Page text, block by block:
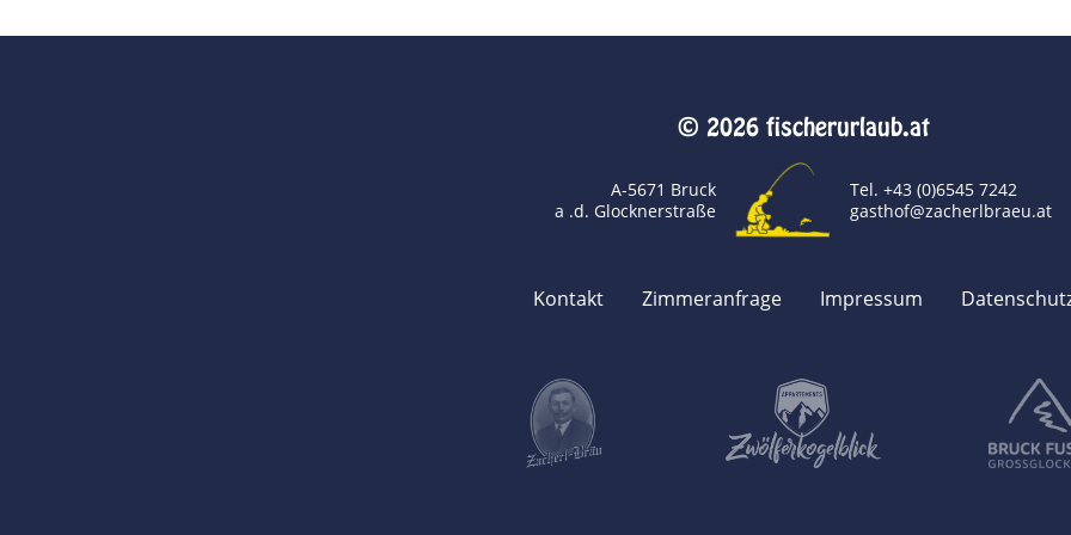
© 2026 fischerurlaub.at
A-5671 Bruck
a .d. Glocknerstraße
Tel. +43 (0)6545 7242
gasthof@zacherlbraeu.at
Kontakt Zimmeranfrage Impressum